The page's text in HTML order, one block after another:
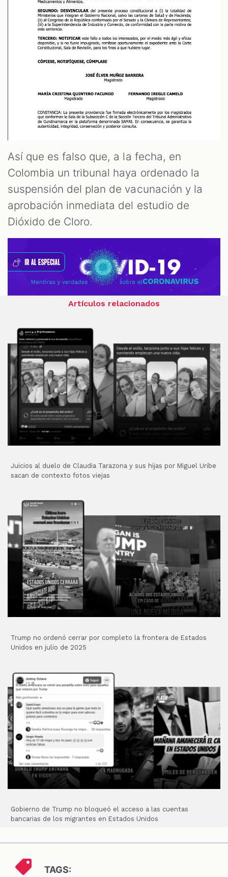
Así que es falso que, a la fecha, en
Colombia un tribunal haya ordenado la
suspensión del plan de vacunación y la
aprobación inmediata del estudio de
Dióxido de Cloro.
Artículos relacionados
Juicios al duelo de Claudia Tarazona y sus hijas por Miguel Uribe
sacan de contexto fotos viejas
Trump no ordenó cerrar por completo la frontera de Estados
Unidos en julio de 2025
Gobierno de Trump no bloqueó el acceso a las cuentas
bancarias de los migrantes en Estados Unidos
TAGS: